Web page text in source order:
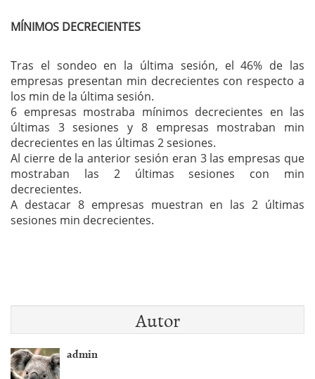
MÍNIMOS DECRECIENTES
Tras el sondeo en la última sesión, el 46% de las
empresas presentan min decrecientes con respecto a
los min de la última sesión.
6 empresas mostraba mínimos decrecientes en las
últimas 3 sesiones y 8 empresas mostraban min
decrecientes en las últimas 2 sesiones.
Al cierre de la anterior sesión eran 3 las empresas que
mostraban las 2 últimas sesiones con min
decrecientes.
A destacar 8 empresas muestran en las 2 últimas
sesiones min decrecientes.
Autor
admin